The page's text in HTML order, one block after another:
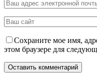
Сохраните мое имя,
этом браузере для